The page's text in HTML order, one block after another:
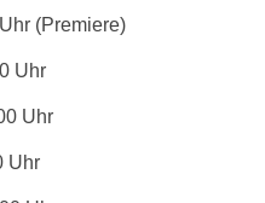
(Premiere)
Uhr
Uhr
Uhr